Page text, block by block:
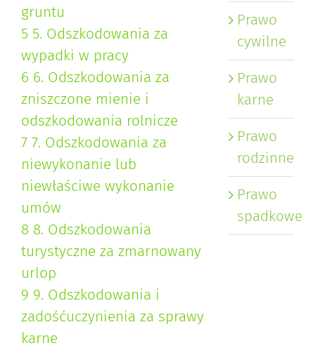
gruntu
5 5. Odszkodowania za
wypadki w pracy
6 6. Odszkodowania za
zniszczone mienie i
odszkodowania rolnicze
7 7. Odszkodowania za
niewykonanie lub
niewłaściwe wykonanie
umów
8 8. Odszkodowania
turystyczne za zmarnowany
urlop
9 9. Odszkodowania i
zadośćuczynienia za sprawy
karne
Prawo
cywilne
Prawo
karne
Prawo
rodzinne
Prawo
spadkowe